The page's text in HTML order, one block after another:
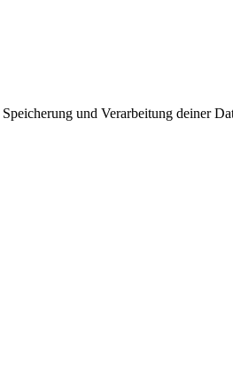
und Verarbeitung deiner